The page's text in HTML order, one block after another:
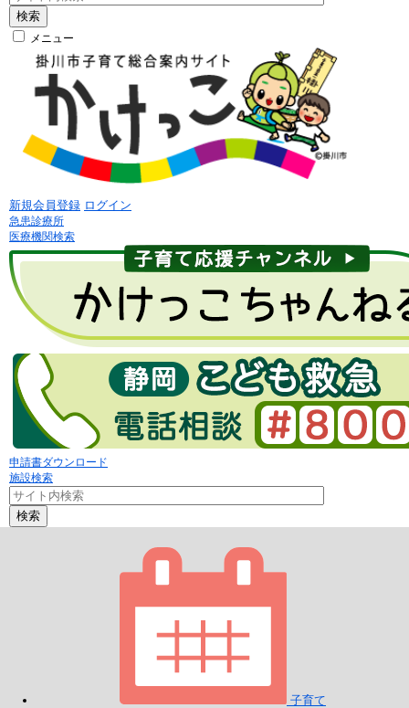
検索
メニュー
新規会員登録 ログイン
急患診療所
医療機関検索
申請書ダウンロード
施設検索
検索
子育て